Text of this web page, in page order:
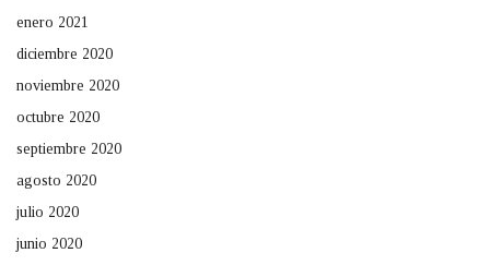
enero 2021
diciembre 2020
noviembre 2020
octubre 2020
septiembre 2020
agosto 2020
julio 2020
junio 2020